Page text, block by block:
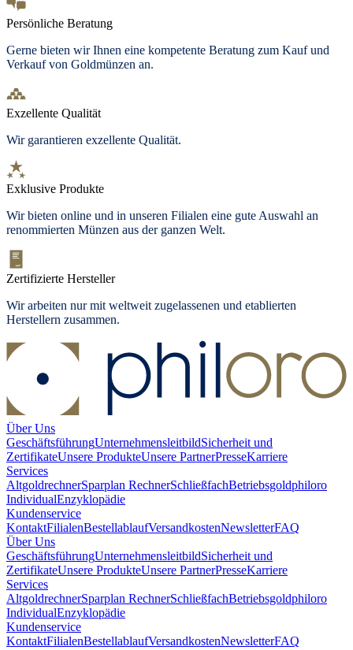
Persönliche Beratung
Gerne bieten wir Ihnen eine kompetente Beratung zum Kauf und
Verkauf von Goldmünzen an.
Exzellente Qualität
Wir garantieren exzellente Qualität.
Exklusive Produkte
Wir bieten online und in unseren Filialen eine gute Auswahl an
renommierten Münzen aus der ganzen Welt.
Zertifizierte Hersteller
Wir arbeiten nur mit weltweit zugelassenen und etablierten
Herstellern zusammen.
Über Uns
GeschäftsführungUnternehmensleitbildSicherheit und
ZertifikateUnsere ProdukteUnsere PartnerPresseKarriere
Services
AltgoldrechnerSparplan RechnerSchließfachBetriebsgoldphiloro
IndividualEnzyklopädie
Kundenservice
KontaktFilialenBestellablaufVersandkostenNewsletterFAQ
Über Uns
GeschäftsführungUnternehmensleitbildSicherheit und
ZertifikateUnsere ProdukteUnsere PartnerPresseKarriere
Services
AltgoldrechnerSparplan RechnerSchließfachBetriebsgoldphiloro
IndividualEnzyklopädie
Kundenservice
KontaktFilialenBestellablaufVersandkostenNewsletterFAQ